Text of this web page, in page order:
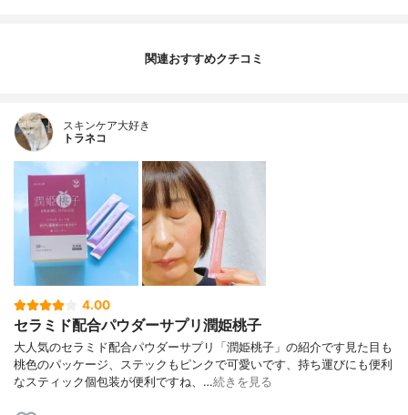
関連おすすめクチコミ
スキンケア大好き
トラネコ
4.00
セラミド配合パウダーサプリ潤姫桃子
大人気のセラミド配合パウダーサプリ「潤姫桃子」の紹介です見た目も
桃色のパッケージ、ステックもピンクで可愛いです、持ち運びにも便利
なスティック個包装が便利ですね、…続きを見る